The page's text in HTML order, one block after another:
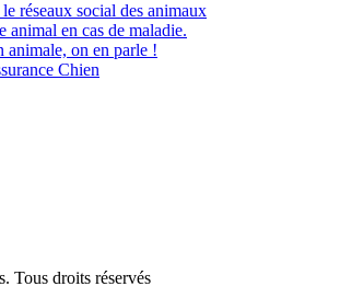
réseaux social des animaux
animal en cas de maladie.
animale, on en parle !
Chien
Tous droits réservés